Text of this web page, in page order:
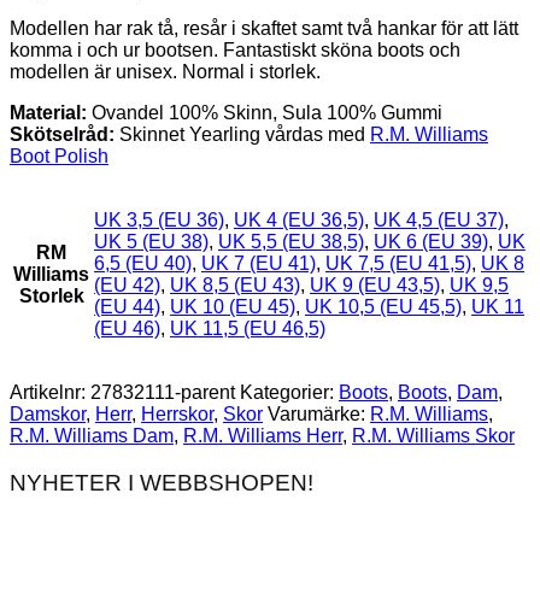
Modellen har rak tå, resår i skaftet samt två hankar för att lätt
komma i och ur bootsen. Fantastiskt sköna boots och
modellen är unisex. Normal i storlek.
Material: Ovandel 100% Skinn, Sula 100% Gummi
Skötselråd: Skinnet Yearling vårdas med R.M. Williams
Boot Polish
RM
Williams
Storlek
UK 3,5 (EU 36), UK 4 (EU 36,5), UK 4,5 (EU 37),
UK 5 (EU 38), UK 5,5 (EU 38,5), UK 6 (EU 39), UK
6,5 (EU 40), UK 7 (EU 41), UK 7,5 (EU 41,5), UK 8
(EU 42), UK 8,5 (EU 43), UK 9 (EU 43,5), UK 9,5
(EU 44), UK 10 (EU 45), UK 10,5 (EU 45,5), UK 11
(EU 46), UK 11,5 (EU 46,5)
Artikelnr: 27832111-parent Kategorier: Boots, Boots, Dam,
Damskor, Herr, Herrskor, Skor Varumärke: R.M. Williams,
R.M. Williams Dam, R.M. Williams Herr, R.M. Williams Skor
NYHETER I WEBBSHOPEN!